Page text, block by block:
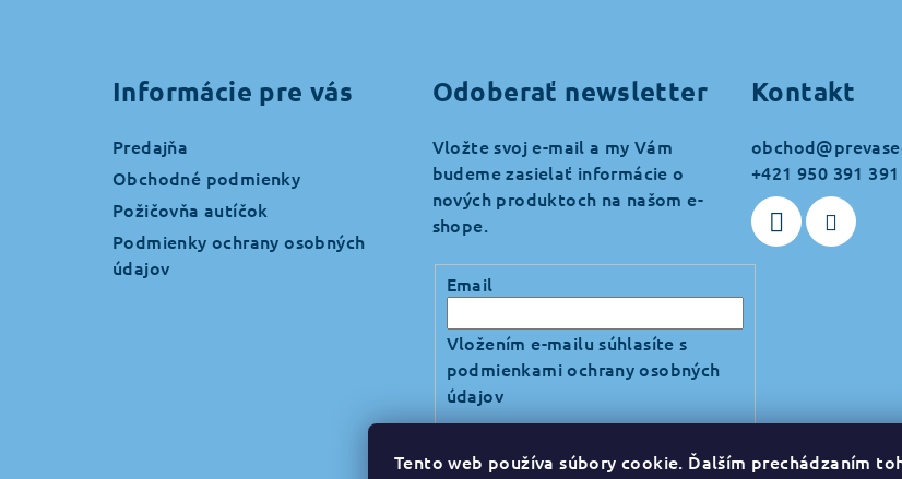
Tento web používa súbory cookie. Ďalším prechádzaním
Informácie pre vás
Predajňa
Obchodné podmienky
Požičovňa autíčok
Podmienky ochrany osobných
údajov
Odoberať newsletter
Vložte svoj e-mail a my Vám
budeme zasielať informácie o
nových produktoch na našom e-
shope.
Email
Vložením e-mailu súhlasíte s
podmienkami ochrany osobných
údajov
Prihlásiť sa
Kontakt
obchod@
+421 950 391 391